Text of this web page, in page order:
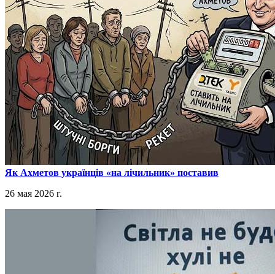
​Як Ахметов українців «на лічильник» поставив
26 мая 2026 г.